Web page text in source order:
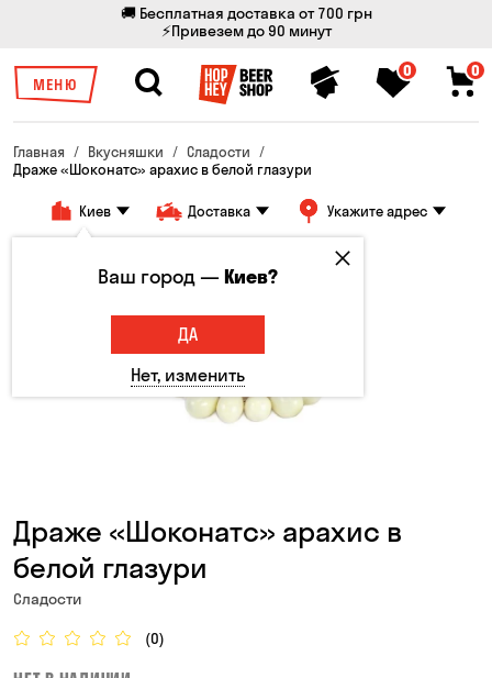
🚚 Бесплатная доставка от 700 грн
⚡Привезем до 90 минут
МЕНЮ
0 0
Главная Вкусняшки
Сладости
Драже «Шоконатс» арахис в белой глазури
Киев Доставка Укажите адрес
Драже «Шоконатс» арахис в
белой глазури
Сладости
(0)
Ваш город —Киев?
ДА
Нет, изменить